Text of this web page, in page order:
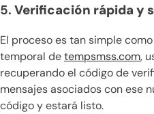
5. Verificación rápida y
El proceso es tan simple
temporal detempsmss.com,
recuperando el código de
mensajes asociados con ese
código y estará listo.